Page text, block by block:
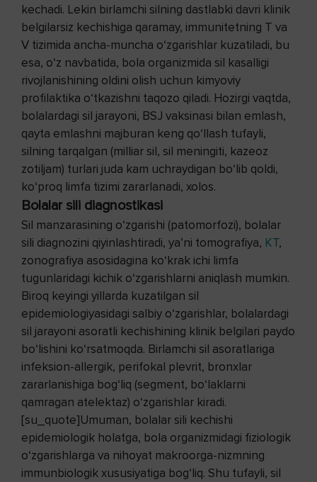
kechadi. Lekin birlamchi silning dastlabki davri klinik
belgilarsiz kechishiga qaramay, immunitetning T va
V tizimida ancha-muncha o‘zgarishlar kuzatiladi, bu
esa, o‘z navbatida, bola organizmida sil kasalligi
rivojlanishining oldini olish uchun kimyoviy
profilaktika o‘tkazishni taqozo qiladi. Hozirgi vaqtda,
bolalardagi sil jarayoni, BSJ vaksinasi bilan emlash,
qayta emlashni majburan keng qo‘llash tufayli,
silning tarqalgan (milliar sil, sil meningiti, kazeoz
zotiljam) turlari juda kam uchraydigan bo‘lib qoldi,
ko‘proq limfa tizimi zararlanadi, xolos.
Bolalar sili diagnostikasi
Sil manzarasining o‘zgarishi (patomorfozi), bolalar
sili diagnozini qiyinlashtiradi, ya’ni tomografiya, KT,
zonografiya asosidagina ko‘krak ichi limfa
tugunlaridagi kichik o‘zgarishlarni aniqlash mumkin.
Biroq keyingi yillarda kuzatilgan sil
epidemiologiyasidagi salbiy o‘zgarishlar, bolalardagi
sil jarayoni asoratli kechishining klinik belgilari paydo
bo‘lishini ko‘rsatmoqda. Birlamchi sil asoratlariga
infeksion-allergik, perifokal plevrit, bronxlar
zararlanishiga bog‘liq (segment, bo‘laklarni
qamragan atelektaz) o‘zgarishlar kiradi.
[su_quote]Umuman, bolalar sili kechishi
epidemiologik holatga, bola organizmidagi fiziologik
o‘zgarishlarga va nihoyat makroorga-nizmning
immunbiologik xususiyatiga bog‘liq. Shu tufayli, sil